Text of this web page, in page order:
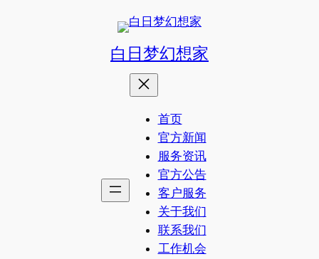
白日梦幻想家
首页
官方新闻
服务资讯
官方公告
客户服务
关于我们
联系我们
工作机会